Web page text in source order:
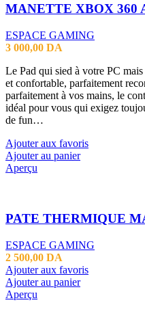
MANETTE XBOX 360
ESPACE GAMING
3 000,00 DA
Le Pad qui sied à votre PC
et confortable, parfaitement
parfaitement à vos mains, le
idéal pour vous qui exigez
de fun…
Ajouter aux favoris
Ajouter au panier
Aperçu
PATE THERMIQUE
ESPACE GAMING
2 500,00 DA
Ajouter aux favoris
Ajouter au panier
Aperçu